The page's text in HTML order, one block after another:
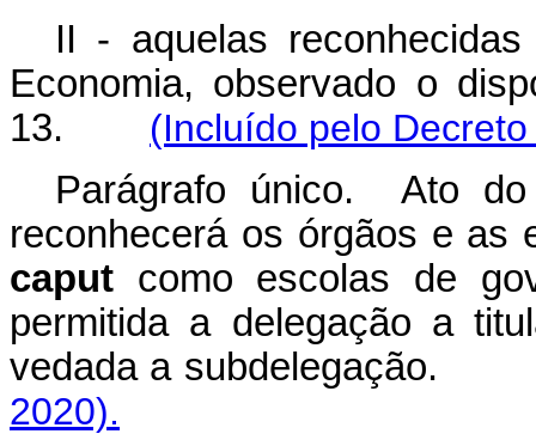
II - aquelas
Economia, observado o
13. (Incluído pelo
Parágrafo único. Ato
reconhecerá os órgãos e as
caput como escolas de
permitida a delegação a
vedada a subdelegação.
2020).